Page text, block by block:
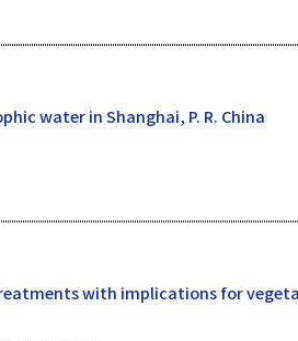
water in Shanghai, P. R. China
with implications for